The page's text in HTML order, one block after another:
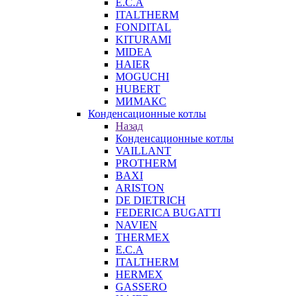
E.C.A
ITALTHERM
FONDITAL
KITURAMI
MIDEA
HAIER
MOGUCHI
HUBERT
МИМАКС
Конденсационные котлы
Назад
Конденсационные котлы
VAILLANT
PROTHERM
BAXI
ARISTON
DE DIETRICH
FEDERICA BUGATTI
NAVIEN
THERMEX
E.C.A
ITALTHERM
HERMEX
GASSERO